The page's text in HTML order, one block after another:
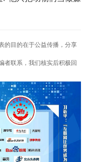
的目的在于公益传播，分享
者联系，我们核实后积极回